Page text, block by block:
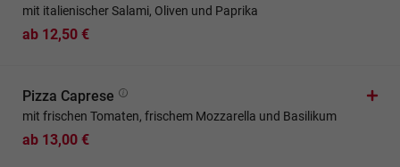
mit italienischer Salami, Oliven und Paprika
ab 12,50 €
Pizza Caprese
mit frischen Tomaten, frischem Mozzarella und Basilikum
ab 13,00 €